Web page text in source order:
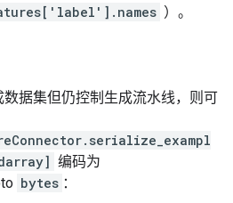
）。
据集但仍控制生成流水线，则可
编码为
bytes ：